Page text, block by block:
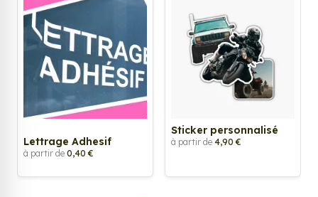
Lettrage Adhesif
à partir de 0,40 €
Sticker personnalisé
à partir de 4,90 €